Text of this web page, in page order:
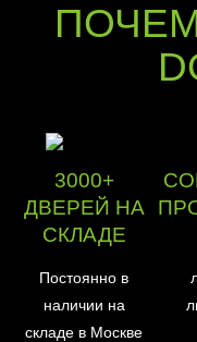
3000+
ДВЕРЕЙ НА
СКЛАДЕ
Постоянно в
наличии на
складе в Москве